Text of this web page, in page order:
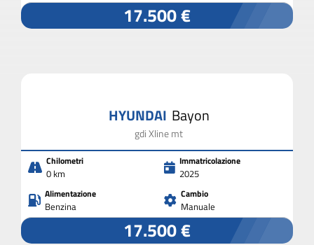
17.500 €
HYUNDAI Bayon
gdi Xline mt
Chilometri
0 km
Immatricolazione
2025
Alimentazione
Benzina
Cambio
Manuale
17.500 €